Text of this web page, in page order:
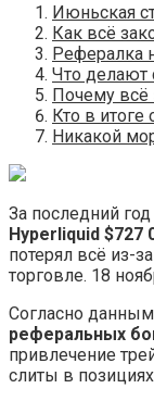
Июньская
Как всё
Рефералка
Что делают
Почему всё
Кто в итоге
Никакой
За последний год
Hyperliquid $727
потерял всё из-
торговле. 18
Согласно данным
реферальных
привлечение
слиты в